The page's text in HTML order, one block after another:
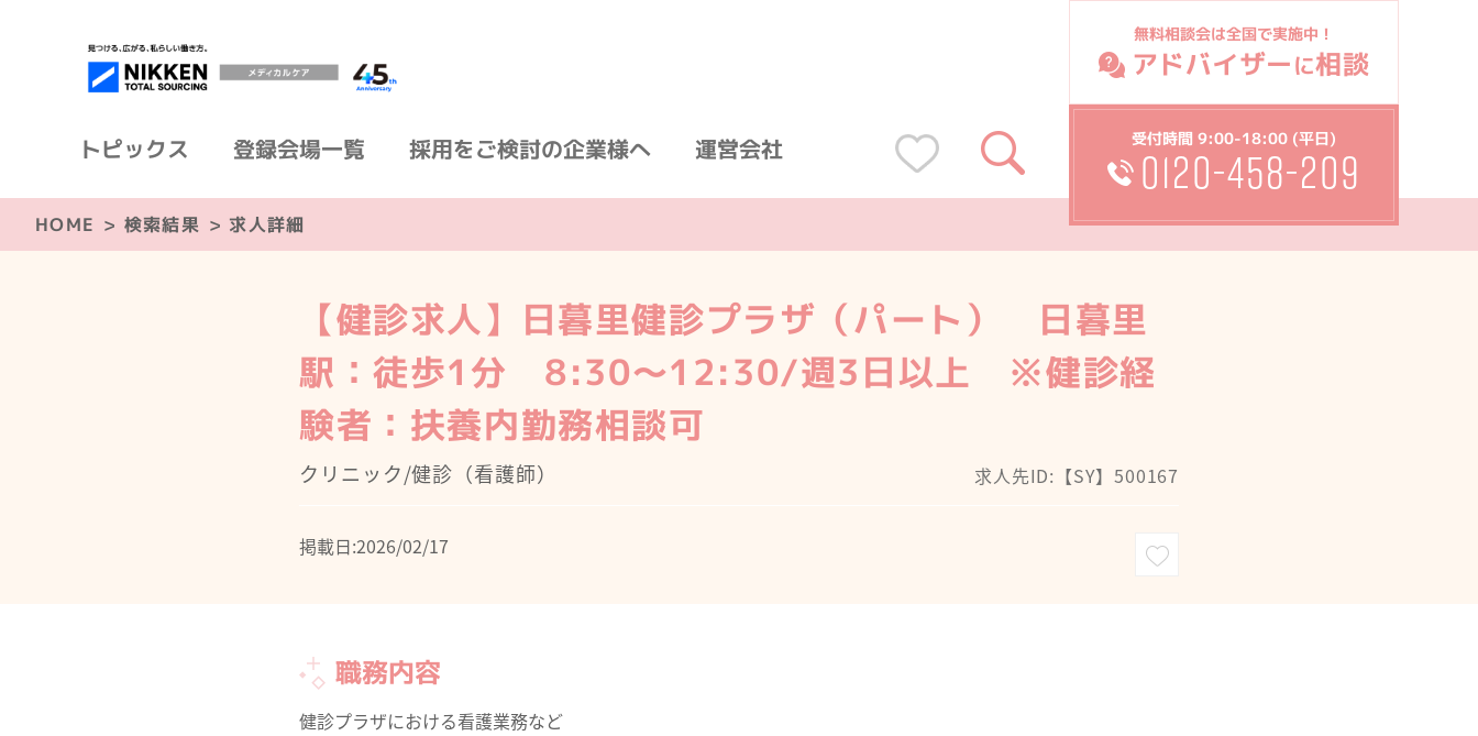
トピックス 登録会場一覧 採用をご検討の企業様へ 運営会社
無料相談会は全国で実施中！
アドバイザーに相談
受付時間 9:00-18:00 (平日)
0120-458-209
HOME > 検索結果 > 求人詳細
【健診求人】日暮里健診プラザ（パート） 日暮里
駅：徒歩1分 8:30～12:30/週3日以上 ※健診経
験者：扶養内勤務相談可
クリニック/健診（看護師） 求人先ID:【SY】500167
掲載日:2026/02/17
職務内容
健診プラザにおける看護業務など